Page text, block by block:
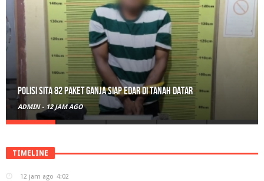
Polisi Sita 82 Paket Ganja Siap Edar di Tanah Datar
ADMIN - 12 JAM AGO
TIMELINE
12 jam ago 4:02